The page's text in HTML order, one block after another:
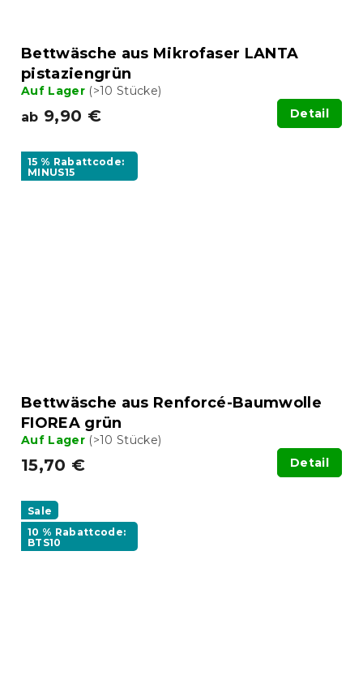
Bettwäsche aus Mikrofaser LANTA
pistaziengrün
Auf Lager (>10 Stücke)
ab 9,90 € Detail
15 % Rabattcode:
MINUS15
Bettwäsche aus Renforcé-Baumwolle
FIOREA grün
Auf Lager (>10 Stücke)
15,70 € Detail
Sale
10 % Rabattcode:
BTS10